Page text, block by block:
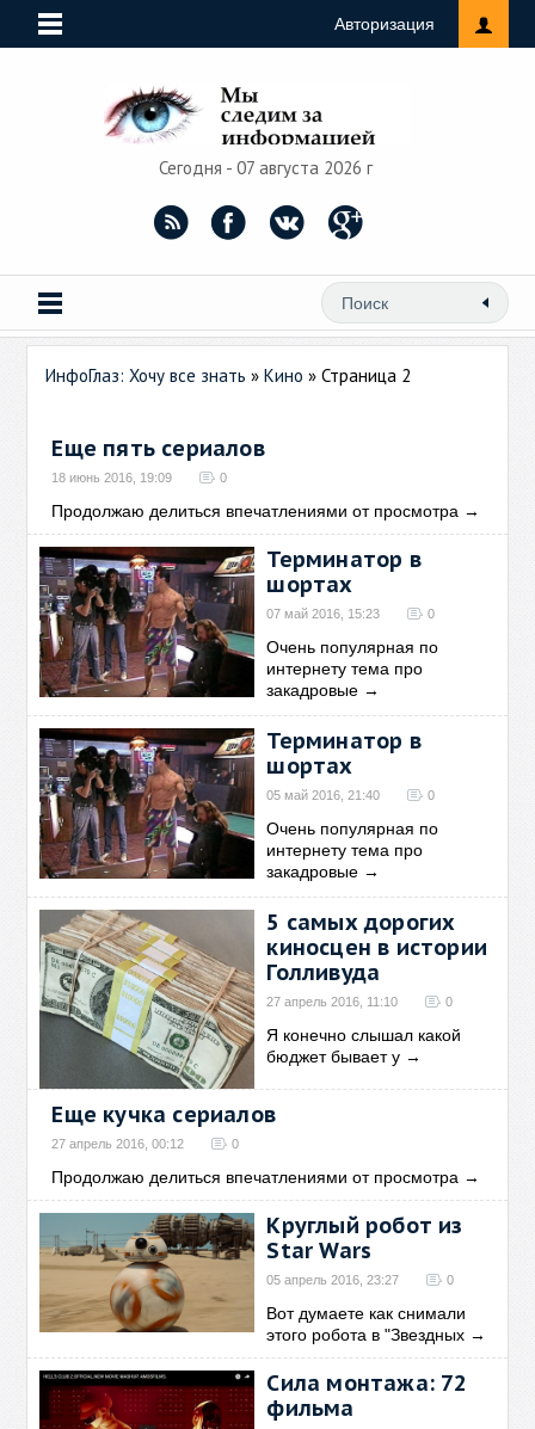
Авторизация
Сегодня - 07 августа 2026 г
ИнфоГлаз: Хочу все знать »Кино » Страница 2
Еще пять сериалов
18 июнь 2016, 19:09 0
Продолжаю делиться впечатлениями от просмотра →
Терминатор в
шортах
07 май 2016, 15:23 0
Очень популярная по
интернету тема про
закадровые →
Терминатор в
шортах
05 май 2016, 21:40 0
Очень популярная по
интернету тема про
закадровые →
5 самых дорогих
киносцен в истории
Голливуда
27 апрель 2016, 11:10 0
Я конечно слышал какой
бюджет бывает у →
Еще кучка сериалов
27 апрель 2016, 00:12 0
Продолжаю делиться впечатлениями от просмотра →
Круглый робот из
Star Wars
05 апрель 2016, 23:27 0
Вот думаете как снимали
этого робота в "Звездных →
Сила монтажа: 72
фильма